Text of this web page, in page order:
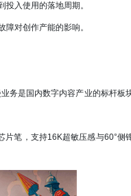
入使用的落地周期。
对创作产能的影响。
务是国内数字内容产业的标杆板
笔，支持16K超敏压感与60°侧